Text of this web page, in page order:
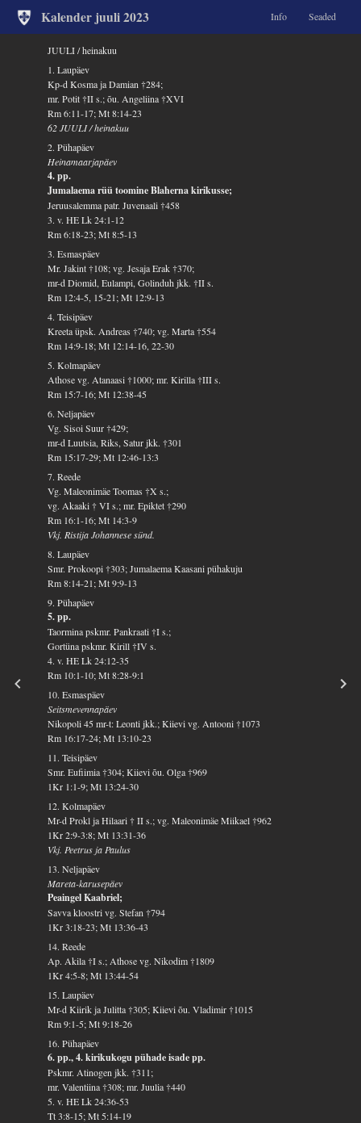
Kalender juuli 2023 Info Seaded
JUULI / heinakuu
1. Laupäev
Kp-d Kosma ja Damian †284;
mr. Potit †II s.; õu. Angeliina †XVI
Rm 6:11-17; Mt 8:14-23
62 JUULI / heinakuu
2. Pühapäev
Heinamaarjapäev
4. pp.
Jumalaema rüü toomine Blaherna kirikusse;
Jeruusalemma patr. Juvenaali †458
3. v. HE Lk 24:1-12
Rm 6:18-23; Mt 8:5-13
3. Esmaspäev
Mr. Jakint †108; vg. Jesaja Erak †370;
mr-d Diomid, Eulampi, Golinduh jkk. †II s.
Rm 12:4-5, 15-21; Mt 12:9-13
4. Teisipäev
Kreeta üpsk. Andreas †740; vg. Marta †554
Rm 14:9-18; Mt 12:14-16, 22-30
5. Kolmapäev
Athose vg. Atanaasi †1000; mr. Kirilla †III s.
Rm 15:7-16; Mt 12:38-45
6. Neljapäev
Vg. Sisoi Suur †429;
mr-d Luutsia, Riks, Satur jkk. †301
Rm 15:17-29; Mt 12:46-13:3
7. Reede
Vg. Maleonimäe Toomas †X s.;
vg. Akaaki † VI s.; mr. Epiktet †290
Rm 16:1-16; Mt 14:3-9
Vkj. Ristija Johannese sünd.
8. Laupäev
Smr. Prokoopi †303; Jumalaema Kaasani pühakuju
Rm 8:14-21; Mt 9:9-13
9. Pühapäev
5. pp.
Taormina pskmr. Pankraati †I s.;
Gortüna pskmr. Kirill †IV s.
4. v. HE Lk 24:12-35
Rm 10:1-10; Mt 8:28-9:1
10. Esmaspäev
Seitsmevennapäev
Nikopoli 45 mr-t: Leonti jkk.; Kiievi vg. Antooni †1073
Rm 16:17-24; Mt 13:10-23
11. Teisipäev
Smr. Eufiimia †304; Kiievi õu. Olga †969
1Kr 1:1-9; Mt 13:24-30
12. Kolmapäev
Mr-d Prokl ja Hilaari † II s.; vg. Maleonimäe Miikael †962
1Kr 2:9-3:8; Mt 13:31-36
Vkj. Peetrus ja Paulus
13. Neljapäev
Mareta-karusepäev
Peaingel Kaabriel;
Savva kloostri vg. Stefan †794
1Kr 3:18-23; Mt 13:36-43
14. Reede
Ap. Akila †I s.; Athose vg. Nikodim †1809
1Kr 4:5-8; Mt 13:44-54
15. Laupäev
Mr-d Kiirik ja Julitta †305; Kiievi õu. Vladimir †1015
Rm 9:1-5; Mt 9:18-26
16. Pühapäev
6. pp., 4. kirikukogu pühade isade pp.
Pskmr. Atinogen jkk. †311;
mr. Valentiina †308; mr. Juulia †440
5. v. HE Lk 24:36-53
Tt 3:8-15; Mt 5:14-19